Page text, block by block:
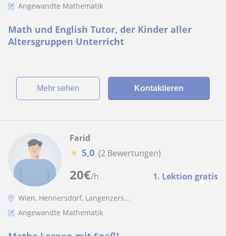
Angewandte Mathematik
Math und English Tutor, der Kinder aller
Altersgruppen Unterricht
Mehr sehen Kontaktieren
20€/h 1. Lektion gratis
Farid
★ 5,0 (2 Bewertungen)
Wien, Hennersdorf, Langenzers...
Angewandte Mathematik